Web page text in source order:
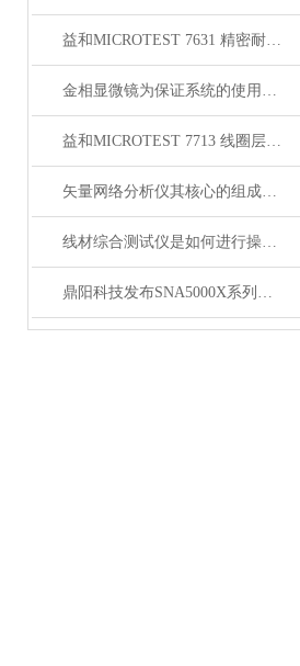
益和MICROTEST 7631 精密耐压测试仪
金相显微镜为保证系统的使用寿命及可靠性，注意以下事项！
益和MICROTEST 7713 线圈层间短路测试仪
矢量网络分析仪其核心的组成部分分别如下
线材综合测试仪是如何进行操作的呢？
鼎阳科技发布SNA5000X系列矢量网络分析仪